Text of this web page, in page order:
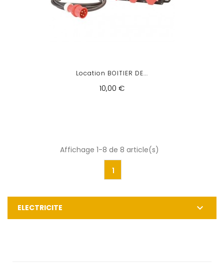
Location BOITIER DE...
10,00 €
Affichage 1-8 de 8 article(s)
1
ELECTRICITE 